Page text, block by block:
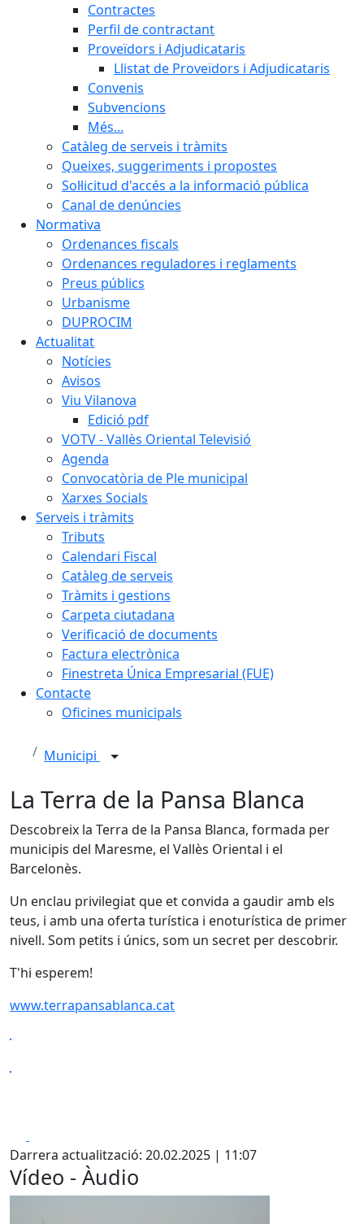
Contractes
Perfil de contractant
Proveïdors i Adjudicataris
Llistat de Proveïdors i Adjudicataris
Convenis
Subvencions
Més...
Catàleg de serveis i tràmits
Queixes, suggeriments i propostes
Sol·licitud d'accés a la informació pública
Canal de denúncies
Normativa
Ordenances fiscals
Ordenances reguladores i reglaments
Preus públics
Urbanisme
DUPROCIM
Actualitat
Notícies
Avisos
Viu Vilanova
Edició pdf
VOTV - Vallès Oriental Televisió
Agenda
Convocatòria de Ple municipal
Xarxes Socials
Serveis i tràmits
Tributs
Calendari Fiscal
Catàleg de serveis
Tràmits i gestions
Carpeta ciutadana
Verificació de documents
Factura electrònica
Finestreta Única Empresarial (FUE)
Contacte
Oficines municipals
Municipi
La Terra de la Pansa Blanca
Descobreix la Terra de la Pansa Blanca, formada per
municipis del Maresme, el Vallès Oriental i el
Barcelonès.
Un enclau privilegiat que et convida a gaudir amb els
teus, i amb una oferta turística i enoturística de primer
nivell. Som petits i únics, som un secret per descobrir.
T'hi esperem!
www.terrapansablanca.cat
Darrera actualització: 20.02.2025 | 11:07
Vídeo - Àudio